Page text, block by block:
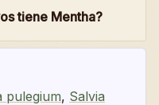
tiene Mentha?
pulegium, Salvia